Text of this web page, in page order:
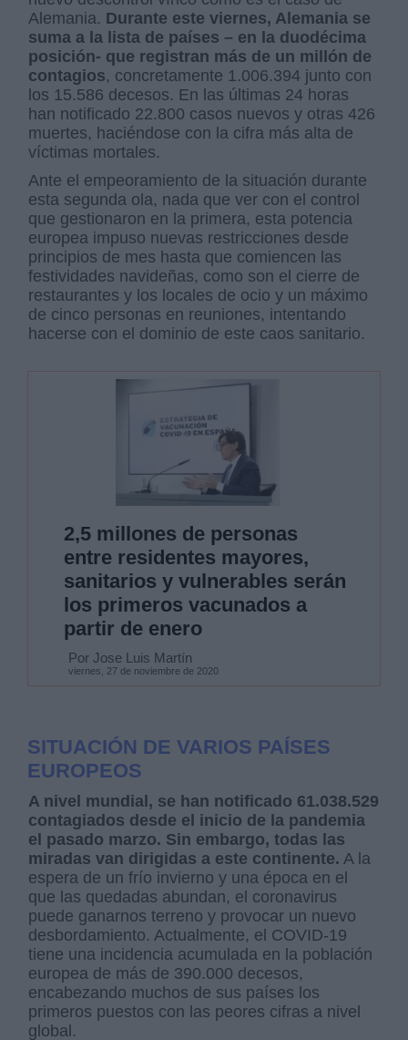
Alemania. Durante este viernes, Alemania se
suma a la lista de países – en la duodécima
posición- que registran más de un millón de
contagios, concretamente 1.006.394 junto con
los 15.586 decesos. En las últimas 24 horas
han notificado 22.800 casos nuevos y otras 426
muertes, haciéndose con la cifra más alta de
víctimas mortales.
Ante el empeoramiento de la situación durante
esta segunda ola, nada que ver con el control
que gestionaron en la primera, esta potencia
europea impuso nuevas restricciones desde
principios de mes hasta que comiencen las
festividades navideñas, como son el cierre de
restaurantes y los locales de ocio y un máximo
de cinco personas en reuniones, intentando
hacerse con el dominio de este caos sanitario.
2,5 millones de personas
entre residentes mayores,
sanitarios y vulnerables serán
los primeros vacunados a
partir de enero
Por Jose Luis Martín
viernes, 27 de noviembre de 2020
SITUACIÓN DE VARIOS PAÍSES
EUROPEOS
A nivel mundial, se han notificado 61.038.529
contagiados desde el inicio de la pandemia
el pasado marzo. Sin embargo, todas las
miradas van dirigidas a este continente. A la
espera de un frío invierno y una época en el
que las quedadas abundan, el coronavirus
puede ganarnos terreno y provocar un nuevo
desbordamiento. Actualmente, el COVID-19
tiene una incidencia acumulada en la población
europea de más de 390.000 decesos,
encabezando muchos de sus países los
primeros puestos con las peores cifras a nivel
global.